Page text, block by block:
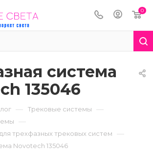
0
система
135046
— Трековые системы —
—
трехфазных трековых систем —
Novotech 135046